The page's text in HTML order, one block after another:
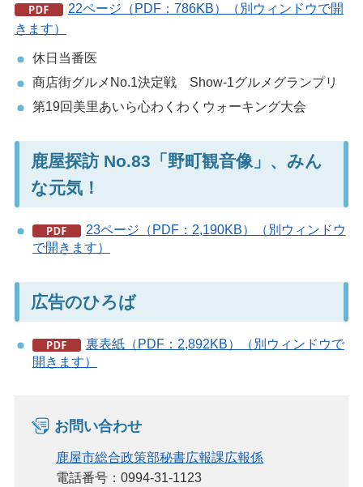
22ページ（PDF：786KB）（別ウィンドウで開
きます）
休日当番医
商店街グルメNo.1決定戦 Show-1グルメグランプリ
第19回美里あいら心わくわくウォーキング大会
鹿屋探訪 No.83「野町観音像」、みん
な元気！
23ページ（PDF：2,190KB）（別ウィンドウ
で開きます）
広告のひろば
裏表紙（PDF：2,892KB）（別ウィンドウで
開きます）
お問い合わせ
鹿屋市総合政策部秘書広報課広報係
電話番号：0994-31-1123